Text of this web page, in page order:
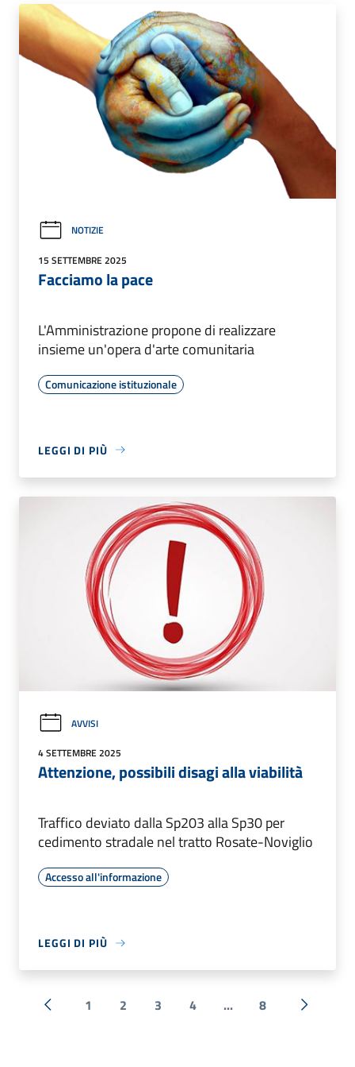
NOTIZIE
15 SETTEMBRE 2025
Facciamo la pace
L'Amministrazione propone di realizzare
insieme un'opera d'arte comunitaria
Comunicazione istituzionale
LEGGI DI PIÙ
AVVISI
4 SETTEMBRE 2025
Attenzione, possibili disagi alla viabilità
Traffico deviato dalla Sp203 alla Sp30 per
cedimento stradale nel tratto Rosate-Noviglio
Accesso all'informazione
LEGGI DI PIÙ
« Precedente
1 2 3 4 ... 8